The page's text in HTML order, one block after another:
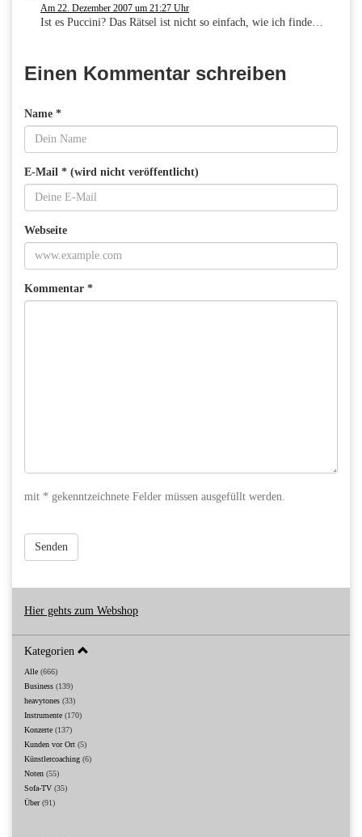
Am 22. Dezember 2007 um 21:27 Uhr
Ist es Puccini? Das Rätsel ist nicht so einfach, wie ich finde…
Einen Kommentar schreiben
Name *
E-Mail * (wird nicht veröffentlicht)
Webseite
Kommentar *
mit * gekenntzeichnete Felder müssen ausgefüllt werden.
Senden
Hier gehts zum Webshop
Kategorien
Alle (666)
Business (139)
heavytones (33)
Instrumente (170)
Konzerte (137)
Kunden vor Ort (5)
Künstlercoaching (6)
Noten (55)
Sofa-TV (35)
Über(91)